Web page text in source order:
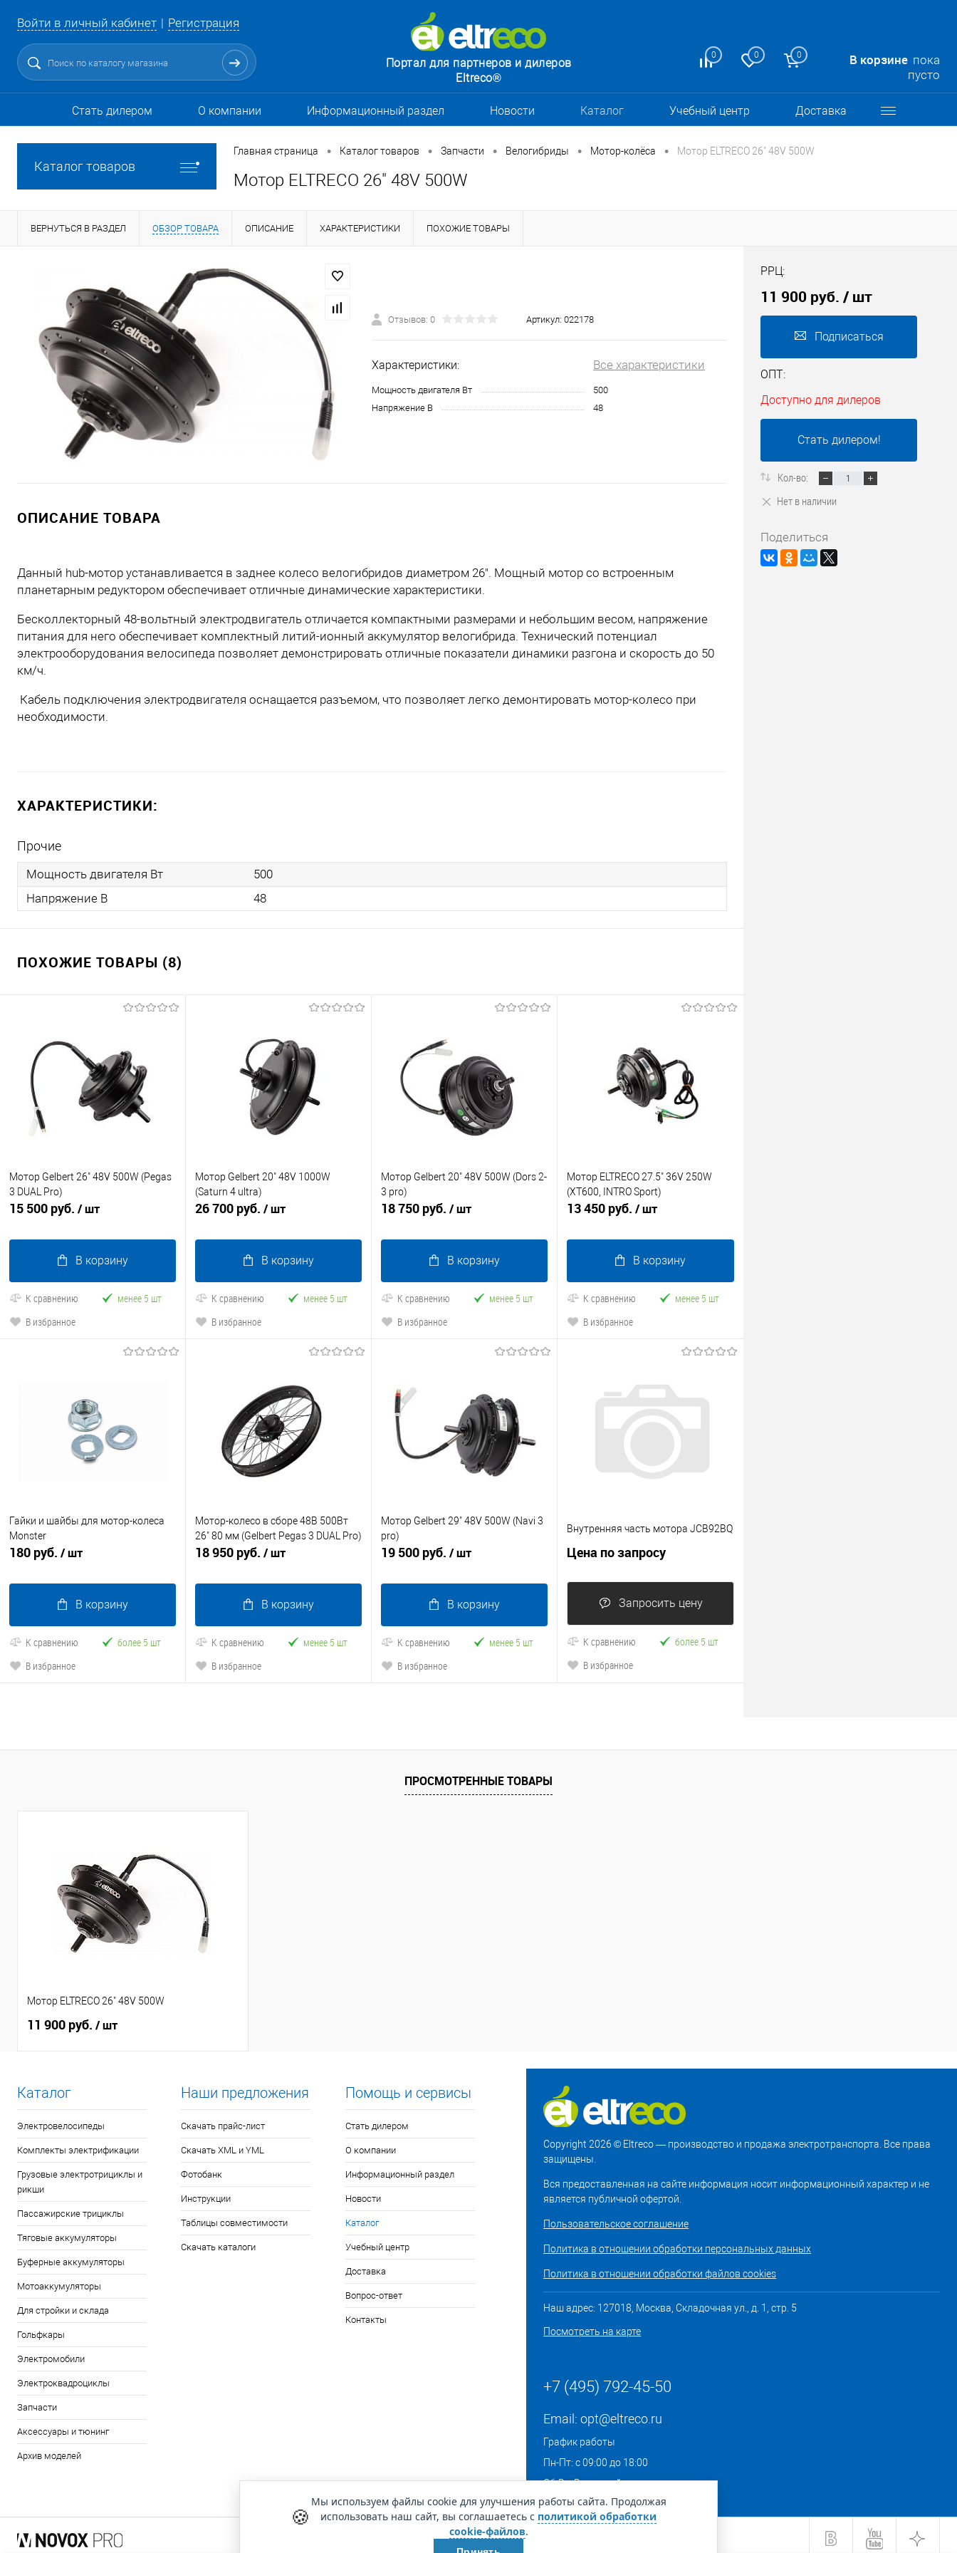
Войти в личный кабинет Регистрация
0 0 0 В корзине пока
пусто
Портал для партнеров и дилеров
Eltreco®
Стать дилером О компании Информационный раздел Новости Каталог Учебный центр Доставка
Каталог товаров
Главная страница • Каталог товаров • Запчасти • Велогибриды • Мотор-колёса • Мотор ELTRECO 26" 48V 500W
Мотор ELTRECO 26" 48V 500W
ВЕРНУТЬСЯ В РАЗДЕЛ ОБЗОР ТОВАРА ОПИСАНИЕ ХАРАКТЕРИСТИКИ ПОХОЖИЕ ТОВАРЫ
Отзывов: 0 Артикул: 022178
Характеристики: Все характеристики
Мощность двигателя Вт
500
Напряжение В
48
ОПИСАНИЕ ТОВАРА
Данный hub-мотор устанавливается в заднее колесо велогибридов диаметром 26". Мощный мотор со встроенным
планетарным редуктором обеспечивает отличные динамические характеристики.
Бесколлекторный 48-вольтный электродвигатель отличается компактными размерами и небольшим весом, напряжение
питания для него обеспечивает комплектный литий-ионный аккумулятор велогибрида. Технический потенциал
электрооборудования велосипеда позволяет демонстрировать отличные показатели динамики разгона и скорость до 50
км/ч.
Кабель подключения электродвигателя оснащается разъемом, что позволяет легко демонтировать мотор-колесо при
необходимости.
ХАРАКТЕРИСТИКИ:
Прочие
Мощность двигателя Вт
500
Напряжение В
48
ПОХОЖИЕ ТОВАРЫ (8)
Мотор Gelbert 26" 48V 500W (Pegas
3 DUAL Pro)
15 500 руб. / шт
В корзину
К сравнению
менее 5 шт
В избранное
Мотор Gelbert 20" 48V 1000W
(Saturn 4 ultra)
26 700 руб. / шт
В корзину
К сравнению
менее 5 шт
В избранное
Мотор Gelbert 20" 48V 500W (Dors 2-
3 pro)
18 750 руб. / шт
В корзину
К сравнению
менее 5 шт
В избранное
Мотор ELTRECO 27.5" 36V 250W
(XT600, INTRO Sport)
13 450 руб. / шт
В корзину
К сравнению
менее 5 шт
В избранное
Гайки и шайбы для мотор-колеса
Monster
180 руб. / шт
В корзину
К сравнению
более 5 шт
В избранное
Мотор-колесо в сборе 48В 500Вт
26" 80 мм (Gelbert Pegas 3 DUAL Pro)
18 950 руб. / шт
В корзину
К сравнению
менее 5 шт
В избранное
Мотор Gelbert 29" 48V 500W (Navi 3
pro)
19 500 руб. / шт
В корзину
К сравнению
менее 5 шт
В избранное
Внутренняя часть мотора JCB92BQ
Цена по запросу
Запросить цену
К сравнению
более 5 шт
В избранное
РРЦ:
11 900 руб. / шт
Подписаться
ОПТ:
Доступно для дилеров
Стать дилером!
Кол-во:
Нет в наличии
Поделиться
ПРОСМОТРЕННЫЕ ТОВАРЫ
Мотор ELTRECO 26" 48V 500W
11 900 руб. / шт
Каталог
Электровелосипеды
Комплекты электрификации
Грузовые электротрициклы и
рикши
Пассажирские трициклы
Тяговые аккумуляторы
Буферные аккумуляторы
Мотоаккумуляторы
Для стройки и склада
Гольфкары
Электромобили
Электроквадроциклы
Запчасти
Аксессуары и тюнинг
Архив моделей
Наши предложения
Скачать прайс-лист
Скачать XML и YML
Фотобанк
Инструкции
Таблицы совместимости
Скачать каталоги
Помощь и сервисы
Стать дилером
О компании
Информационный раздел
Новости
Каталог
Учебный центр
Доставка
Вопрос-ответ
Контакты
Copyright 2026 © Eltreco — производство и продажа электротранспорта. Все права
защищены.
Вся предоставленная на сайте информация носит информационный характер и не
является публичной офертой.
Пользовательское соглашение
Политика в отношении обработки персональных данных
Политика в отношении обработки файлов cookies
Наш адрес: 127018, Москва, Складочная ул., д. 1, стр. 5
Посмотреть на карте
+7 (495) 792-45-50
Email:opt@eltreco.ru
График работы
Пн-Пт: с 09:00 до 18:00
Сб-Вс: Выходной
🍪
Мы используем файлы cookie для улучшения работы сайта. Продолжая
использовать наш сайт, вы соглашаетесь с политикой обработки
cookie-файлов.